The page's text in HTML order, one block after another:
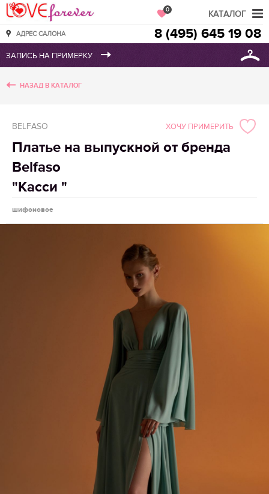
Love Forever
АДРЕС САЛОНА
0
8 (495) 645 19 08
НАЗАД В КАТАЛОГ
BELFASO
Платье на выпускной от бренда
Belfaso
"Касси "
шифоновое
ХОЧУ ПРИМЕРИТЬ
КАТАЛОГ